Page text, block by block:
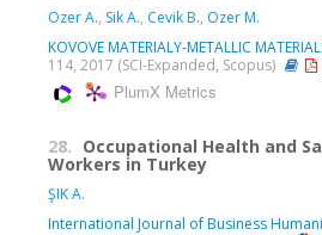
Ozer A., Sik A., Cevik B., Ozer M.
KOVOVE MATERIALY-METALLIC
114, 2017 (SCI-Expanded, Scopus)
PlumX Metrics
28. Occupational Health and
Workers in Turkey
ŞIK A.
International Journal of Business